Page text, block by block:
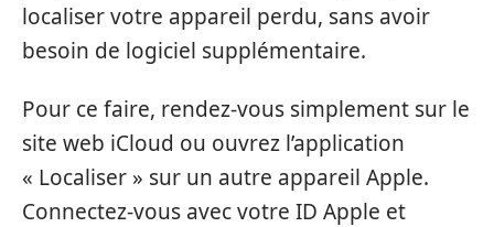
localiser votre appareil perdu, sans avoir
besoin de logiciel supplémentaire.
Pour ce faire, rendez-vous simplement sur le
site web iCloud ou ouvrez l’application
« Localiser » sur un autre appareil Apple.
Connectez-vous avec votre ID Apple et